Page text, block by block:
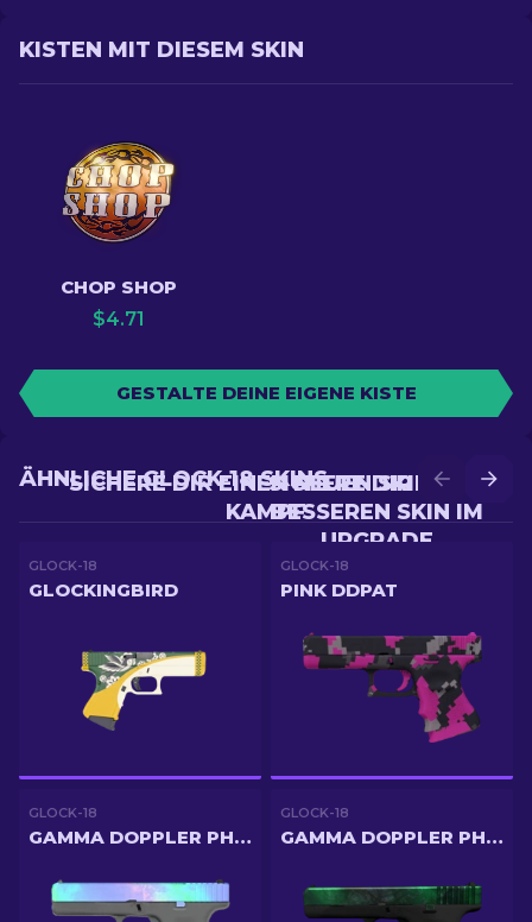
KISTEN MIT DIESEM SKIN
CHOP SHOP
$4.71
GESTALTE DEINE EIGENE KISTE
SICHERE DIR EINEN
BESSEREN SKIN IM
UPGRADE
SICHERE DIR EINEN NEUEN SKIN IM
KAMPF
ÄHNLICHE GLOCK-18 SKINS
GLOCK-18
GLOCKINGBIRD
GLOCK-18
PINK DDPAT
GLOCK-18
GAMMA DOPPLER PHASE 1
GLOCK-18
GAMMA DOPPLER PHASE 2